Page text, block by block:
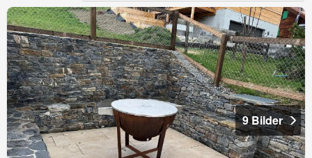
9 Bilder